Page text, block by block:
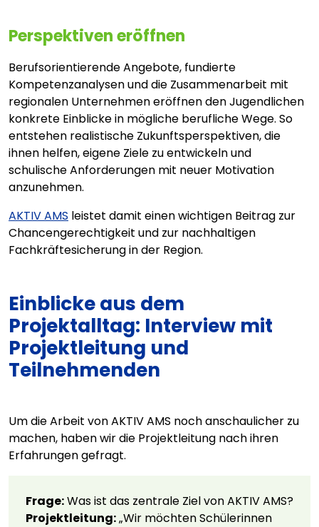
Perspektiven eröffnen
Berufsorientierende Angebote, fundierte
Kompetenzanalysen und die Zusammenarbeit mit
regionalen Unternehmen eröffnen den Jugendlichen
konkrete Einblicke in mögliche berufliche Wege. So
entstehen realistische Zukunftsperspektiven, die
ihnen helfen, eigene Ziele zu entwickeln und
schulische Anforderungen mit neuer Motivation
anzunehmen.
AKTIV AMS leistet damit einen wichtigen Beitrag zur
Chancengerechtigkeit und zur nachhaltigen
Fachkräftesicherung in der Region.
Einblicke aus dem
Projektalltag: Interview mit
Projektleitung und
Teilnehmenden
Um die Arbeit von AKTIV AMS noch anschaulicher zu
machen, haben wir die Projektleitung nach ihren
Erfahrungen gefragt.
Frage:Was ist das zentrale Ziel von AKTIV AMS?
Projektleitung:„Wir möchten Schülerinnen